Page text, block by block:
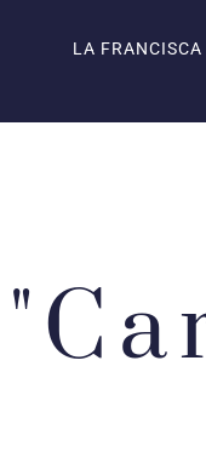
LA FRANCISCA